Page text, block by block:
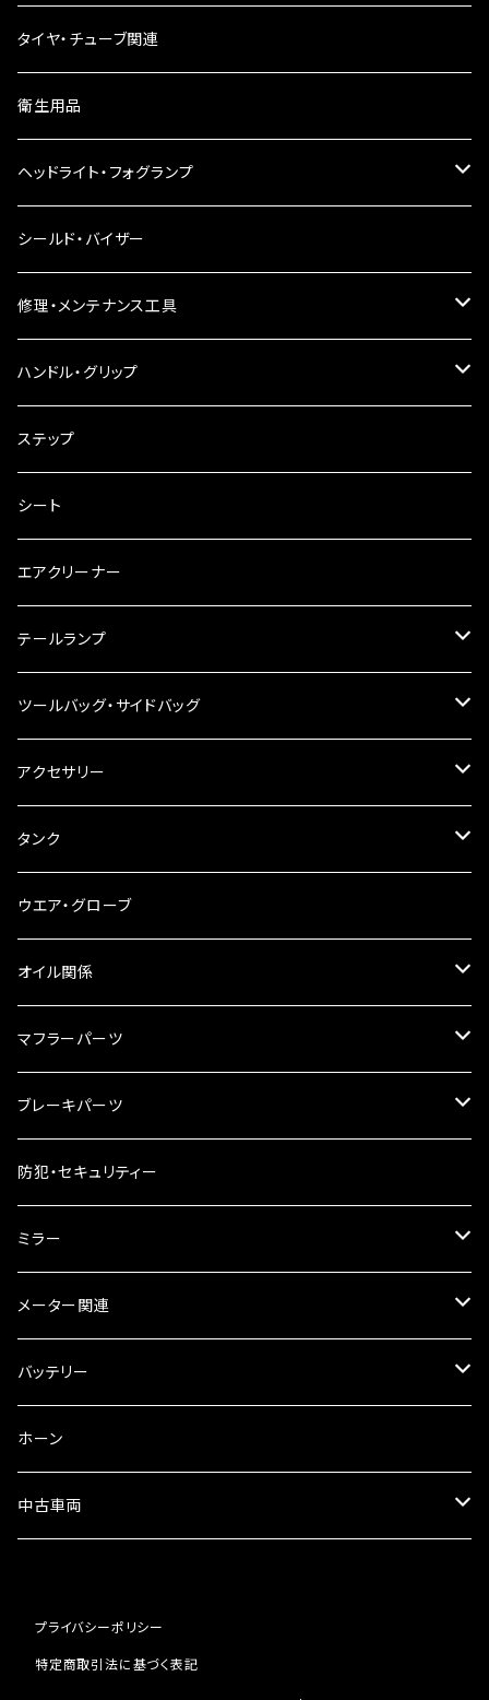
ウインカーリレー
ウインカーレンズ
LEDウインカー
電球型ウインカー
バードゲージウインカー
ウインカークランプ
タイヤ・チューブ関連
衛生用品
ヘッドライト・フォグランプ
ヘッドライト
フォグランプ
配線・リレー
シールド・バイザー
修理・メンテナンス工具
インテークマニホールド
電装・配線・キボシ等
キャブレター
チェーン
工具類
ハンドル・グリップ
グリップ
バーハン
ハンドルパーツ
ハンドルスイッチ
その他
ハンドルポスト
ハンドルブレース
ステアリングダンパー
ブレーキ・クラッチレバー
スマホホルダー
ステップ
シート
エアクリーナー
テールランプ
ナンバー灯
ツールバッグ・サイドバッグ
ツールバッグ
サイドバッグ
サイドバッグサポート
リアBOX
ハードケース
アクセサリー
USB電源
電装系
タンク
タンク本体
タンクキャップ
タンクシール
ケミカル
ウエア・グローブ
オイル関係
4スト用エンジンオイル
2スト用エンジンオイル
ギアオイル
オイルクーラー
ラジエーター
フォークオイル
マフラーパーツ
マフラーガード
バンテージタイプ
スリップオン
サイレンサー
ブレーキパーツ
ブレーキシュー
ブレーキパット
ブレーキオイル
その他
防犯・セキュリティー
ミラー
ミラー本体
ミラーアダプター
ミラーその他
メーター関連
スピードメーター
タコメーター
セット
バッテリー
バッテリー充電器
ホーン
中古車両
ホンダ
プライバシーポリシー
特定商取引法に基づく表記